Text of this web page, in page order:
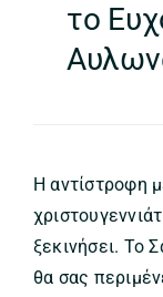
το
Η αντίστροφη
ξεκινήσει. Το
θα σας